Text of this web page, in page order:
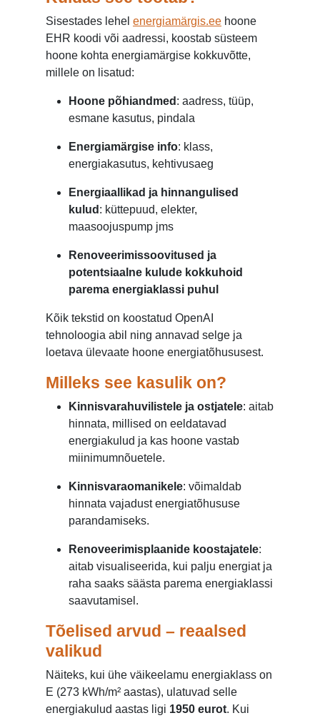
Sisestades lehel energiamärgis.ee hoone
EHR koodi või aadressi, koostab süsteem
hoone kohta energiamärgise kokkuvõtte,
millele on lisatud:
Hoone põhiandmed : aadress, tüüp,
esmane kasutus, pindala
Energiamärgise info: klass,
energiakasutus, kehtivusaeg
Energiaallikad ja hinnangulised
kulud : küttepuud, elekter,
maasoojuspump jms
Renoveerimissoovitused ja
potentsiaalne kulude kokkuhoid
parema energiaklassi puhul
Kõik tekstid on koostatud OpenAI
tehnoloogia abil ning annavad selge ja
loetava ülevaate hoone energiatõhususest.
Milleks see kasulik on?
Kinnisvarahuvilistele ja ostjatele: aitab
hinnata, millised on eeldatavad
energiakulud ja kas hoone vastab
miinimumnõuetele.
Kinnisvaraomanikele: võimaldab
hinnata vajadust energiatõhususe
parandamiseks.
Renoveerimisplaanide koostajatele:
aitab visualiseerida, kui palju energiat ja
raha saaks säästa parema energiaklassi
saavutamisel.
Tõelised arvud – reaalsed
valikud
Näiteks, kui ühe väikeelamu energiaklass on
E (273 kWh/m² aastas), ulatuvad selle
energiakulud aastas ligi 1950 eurot. Kui